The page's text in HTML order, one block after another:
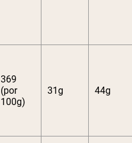
369
(por
100g)
31g 44g